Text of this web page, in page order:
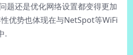
题还是优化网络设置都变得更加
优势也体现在与NetSpot等WiFi
.